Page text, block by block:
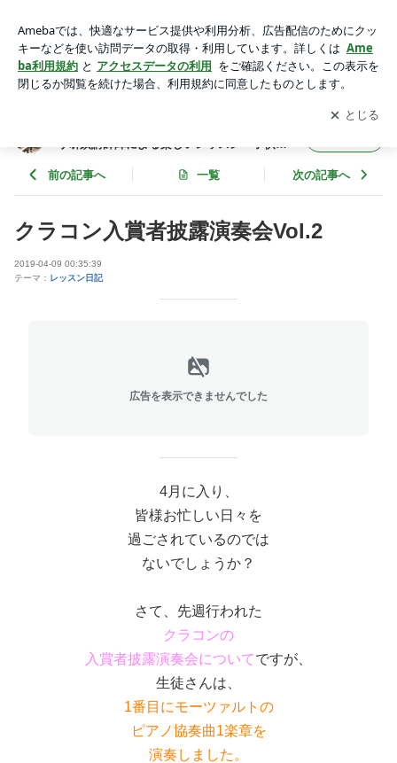
アノ音楽教室 パリ研鑽講師陣による楽しいレッスン 子供・
大人・音高音大受験対応
アプリをダウンロードして ブログの更新通知
を受け取りまし
ょう。
開く
リ研鑽講師陣による楽しいレッスン 子供・
前の記事へ 一覧 次の記事へ
クラコン入賞者披露演奏会Vol.2
2019-04-09 00:35:39
テーマ： レッスン日記
広告を表示できませんでした
4月に入り、
皆様お忙しい日々を
過ごされているのでは
ないでしょうか？
さて、先週行われた
クラコンの
入賞者披露演奏会についてですが、
生徒さんは、
1番目にモーツァルトの
ピアノ協奏曲1楽章を
演奏しました。